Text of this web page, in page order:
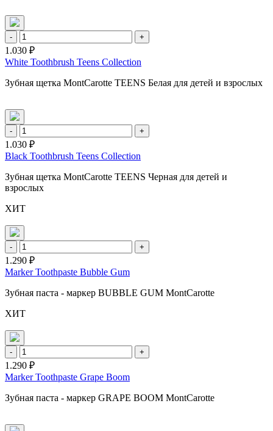
- +
1.030 ₽
White Toothbrush Teens Collection
Зубная щетка MontCarotte TEENS Белая для детей и взрослых
- +
1.030 ₽
Black Toothbrush Teens Collection
Зубная щетка MontCarotte TEENS Черная для детей и
взрослых
ХИТ
- +
1.290 ₽
Marker Toothpaste Bubble Gum
Зубная паста - маркер BUBBLE GUM MontCarotte
ХИТ
- +
1.290 ₽
Marker Toothpaste Grape Boom
Зубная паста - маркер GRAPE BOOM MontCarotte